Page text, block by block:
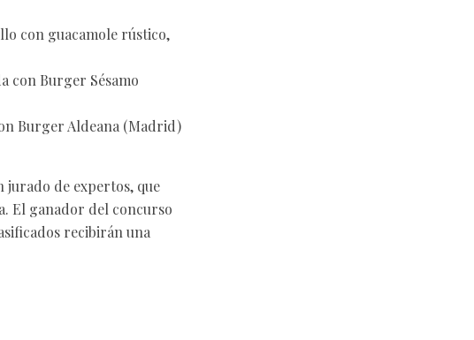
con guacamole rústico,
con Burger Sésamo
Burger Aldeana (Madrid)
jurado de expertos, que
El ganador del concurso
recibirán una